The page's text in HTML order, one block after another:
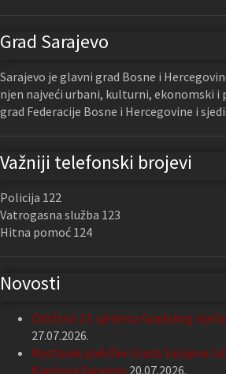
Grad Sarajevo
Sarajevo je glavni grad Bosne i
njen najveći urbani, kulturni, ekonomski
grad Federacije Bosne i Hercegovine i
Važniji telefonski brojevi
Policija 122
Vatrogasna služba 123
Hitna pomoć 124
Novosti
Održana 13. sjednica Gradskog
27.07.2026.
Nastavak podrške Grada Sarajeva
Kantona Sarajevo 20.07.2026.